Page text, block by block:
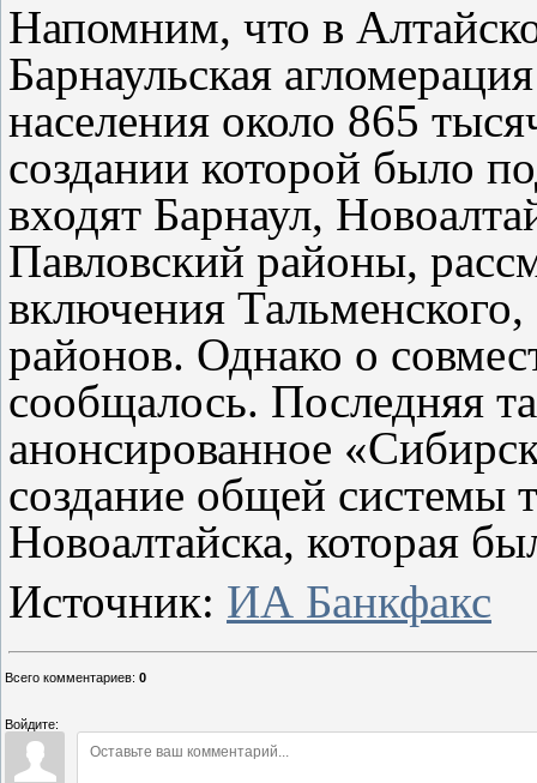
Напомним, что в
Барнаульская
населения около 865
создании которой было
входят Барнаул,
Павловский районы,
включения
районов. Однако о
сообщалось. Последняя
анонсированное
создание общей системы
Новоалтайска, которая
Источник: ИА Банкфакс
Всего комментариев: 0
Войдите: